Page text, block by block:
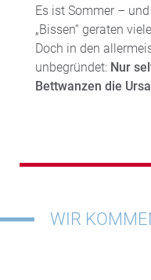
Es ist Sommer –
„Bissen“ geraten
Doch in den
unbegründet: Nur
Bettwanzen die
WIR